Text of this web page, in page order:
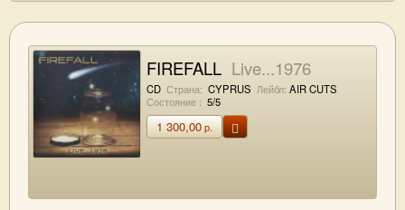
FIREFALL Live...1976
CD Страна: CYPRUS Лейбл: AIR CUTS
Состояние : 5/5
1 300,00р.